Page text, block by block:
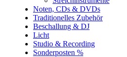
Noten, CDs & DVDs
Traditionelles Zubehör
Beschallung & DJ
Licht
Studio & Recording
Sonderposten %